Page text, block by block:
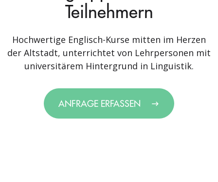
Teilnehmern
Hochwertige Englisch-Kurse mitten im Herzen
der Altstadt, unterrichtet von Lehrpersonen mit
universitärem Hintergrund in Linguistik.
ANFRAGE ERFASSEN